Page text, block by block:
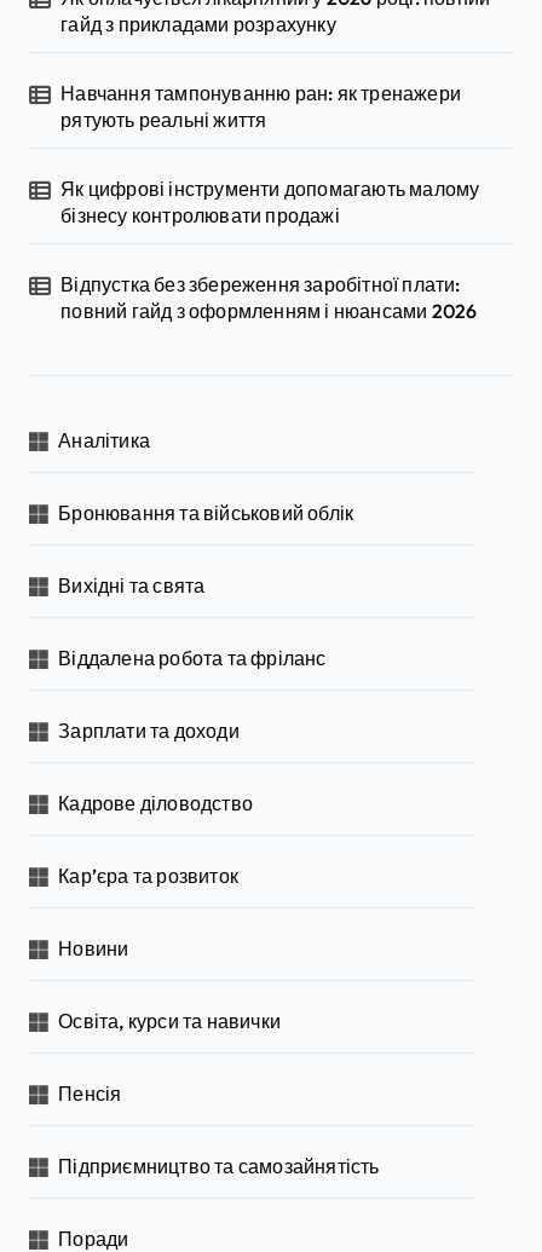
гайд з прикладами розрахунку
Навчання тампонуванню ран: як тренажери
рятують реальні життя
Як цифрові інструменти допомагають малому
бізнесу контролювати продажі
Відпустка без збереження заробітної плати:
повний гайд з оформленням і нюансами 2026
Аналітика
Бронювання та військовий облік
Вихідні та свята
Віддалена робота та фріланс
Зарплати та доходи
Кадрове діловодство
Кар’єра та розвиток
Новини
Освіта, курси та навички
Пенсія
Підприємництво та самозайнятість
Поради